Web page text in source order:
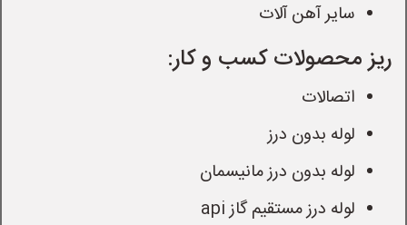
سایر آهن آلات
ریز محصولات کسب و کار:
اتصالات
لوله بدون درز
لوله بدون درز مانیسمان
لوله درز مستقیم گاز api